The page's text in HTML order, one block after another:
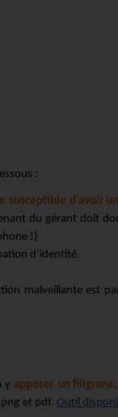
:
susceptible d’avoir
du gérant doit
!)
d’identité.
malveillante est
y apposer un filigrane
et pdf. Outil